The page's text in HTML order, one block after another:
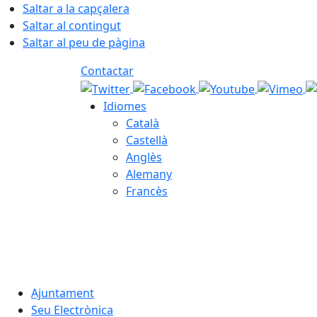
Saltar a la capçalera
Saltar al contingut
Saltar al peu de pàgina
Contactar
Idiomes
Català
Castellà
Anglès
Alemany
Francès
Ajuntament
Seu Electrònica